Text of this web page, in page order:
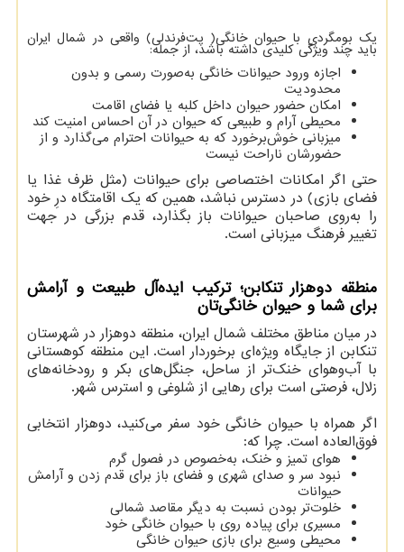
یک بومگردی با حیوان خانگی( پت‌فرندلی) واقعی در شمال ایران
باید چند ویژگی کلیدی داشته باشد، از جمله:
اجازه ورود حیوانات خانگی به‌صورت رسمی و بدون
محدودیت
امکان حضور حیوان داخل کلبه یا فضای اقامت
محیطی آرام و طبیعی که حیوان در آن احساس امنیت کند
میزبانی خوش‌برخورد که به حیوانات احترام می‌گذارد و از
حضورشان ناراحت نیست
حتی اگر امکانات اختصاصی برای حیوانات (مثل ظرف غذا یا
فضای بازی) در دسترس نباشد، همین که یک اقامتگاه درِ خود
را به‌روی صاحبان حیوانات باز بگذارد، قدم بزرگی در جهت
تغییر فرهنگ میزبانی است.
منطقه دوهزار تنکابن؛ ترکیب ایده‌آل طبیعت و آرامش
برای شما و حیوان خانگی‌تان
در میان مناطق مختلف شمال ایران، منطقه دوهزار در شهرستان
تنکابن از جایگاه ویژه‌ای برخوردار است. این منطقه کوهستانی
با آب‌وهوای خنک‌تر از ساحل، جنگل‌های بکر و رودخانه‌های
زلال، فرصتی است برای رهایی از شلوغی و استرس شهر.
اگر همراه با حیوان خانگی خود سفر می‌کنید، دوهزار انتخابی
فوق‌العاده است. چرا که:
هوای تمیز و خنک، به‌خصوص در فصول گرم
نبود سر و صدای شهری و فضای باز برای قدم زدن و آرامش
حیوانات
خلوت‌تر بودن نسبت به دیگر مقاصد شمالی
مسیری برای پیاده روی با حیوان خانگی خود
محیطی وسیع برای بازی حیوان خانگی